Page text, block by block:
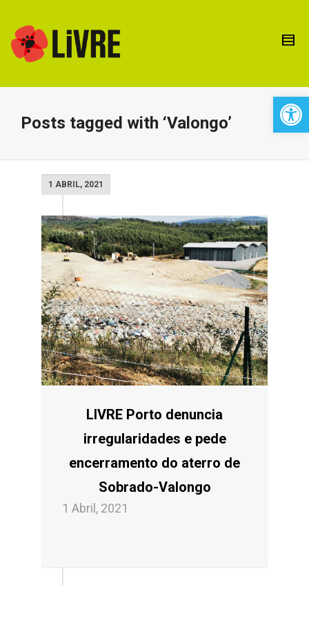
Posts tagged with ‘Valongo’
1 ABRIL, 2021
LIVRE Porto denuncia
irregularidades e pede
encerramento do aterro de
Sobrado-Valongo
1 Abril, 2021